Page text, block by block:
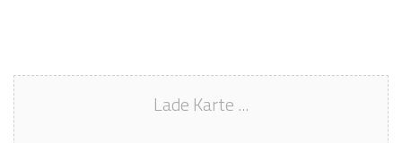
Lade Karte ...